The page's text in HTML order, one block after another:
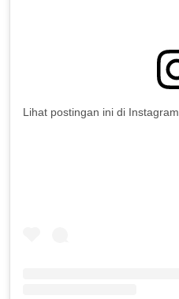
Lihat postingan ini di Instagram